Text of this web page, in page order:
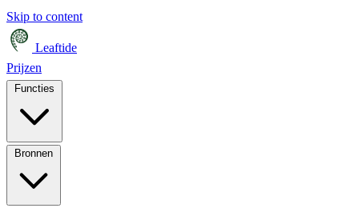
Skip to content
Leaftide
Prijzen